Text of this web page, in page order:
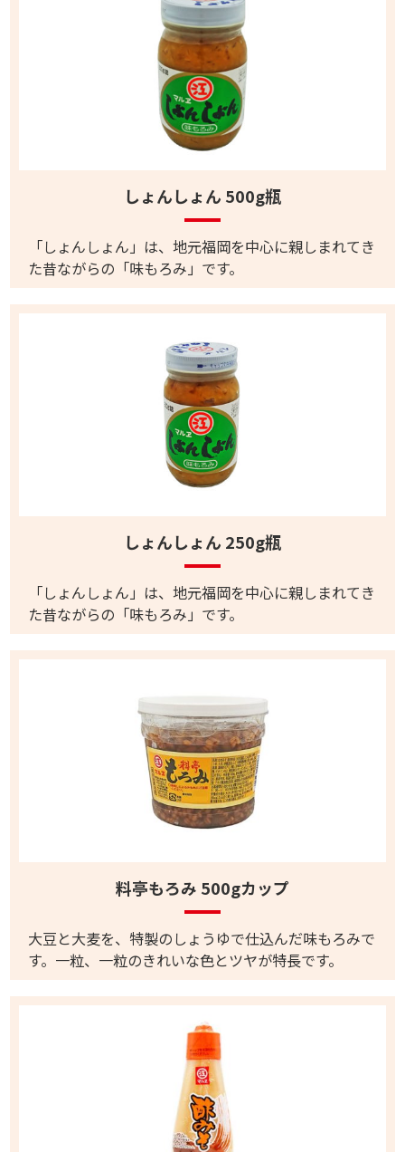
しょんしょん 500g瓶
「しょんしょん」は、地元福岡を中心に親しまれてき
た昔ながらの「味もろみ」です。
しょんしょん 250g瓶
「しょんしょん」は、地元福岡を中心に親しまれてき
た昔ながらの「味もろみ」です。
料亭もろみ 500gカップ
大豆と大麦を、特製のしょうゆで仕込んだ味もろみで
す。一粒、一粒のきれいな色とツヤが特長です。